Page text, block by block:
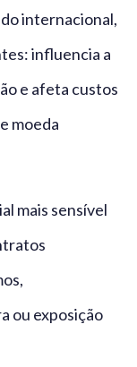
internacional,
influencia a
e afeta custos
moeda
mais sensível
ou exposição